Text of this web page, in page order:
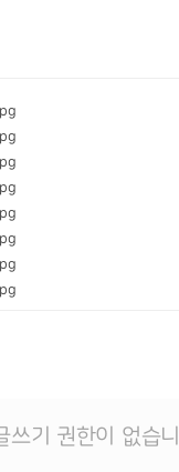
쓰기 권한이 없습